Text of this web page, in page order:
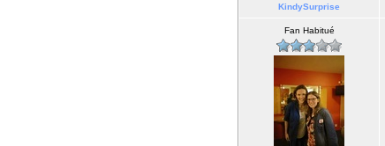
KindySurprise
Fan Habitué